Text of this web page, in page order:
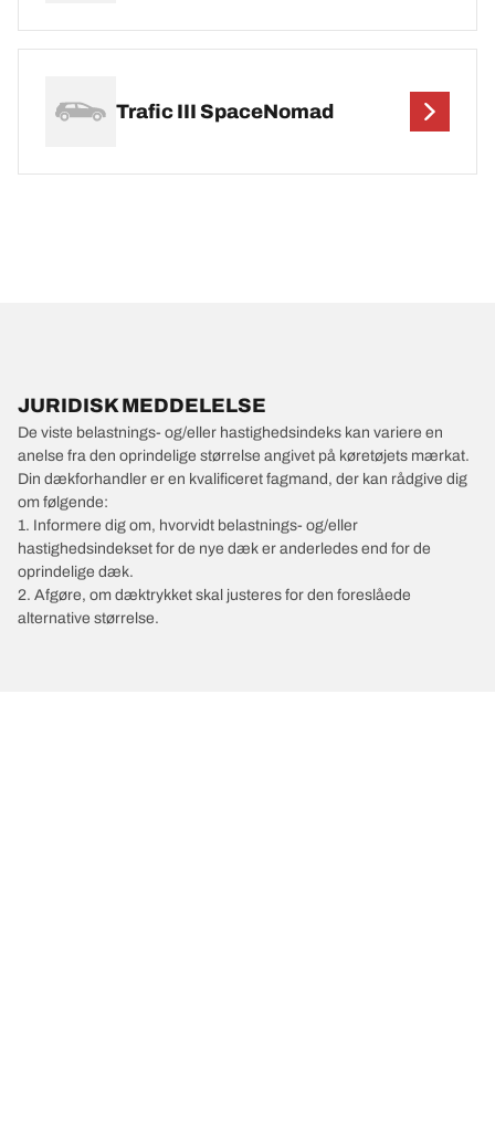
Trafic III SpaceNomad
JURIDISK MEDDELELSE
De viste belastnings- og/eller hastighedsindeks kan variere en
anelse fra den oprindelige størrelse angivet på køretøjets mærkat.
Din dækforhandler er en kvalificeret fagmand, der kan rådgive dig
om følgende:
1. Informere dig om, hvorvidt belastnings- og/eller
hastighedsindekset for de nye dæk er anderledes end for de
oprindelige dæk.
2. Afgøre, om dæktrykket skal justeres for den foreslåede
alternative størrelse.